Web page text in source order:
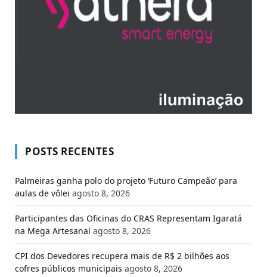
POSTS RECENTES
Palmeiras ganha polo do projeto ‘Futuro Campeão’ para
aulas de vôlei agosto 8, 2026
Participantes das Oficinas do CRAS Representam Igaratá
na Mega Artesanal agosto 8, 2026
CPI dos Devedores recupera mais de R$ 2 bilhões aos
cofres públicos municipais agosto 8, 2026